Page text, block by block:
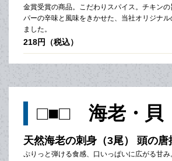
金賞受賞の商品。こだわりスパイス。チキン
パーの辛味と風味をきかせた、当社オリジナ
ました。
218円（税込）
□■□ 海老・
天然海老の刺身（3尾） 頭の唐
ぷりっと弾ける食感、口いっぱいに広がる甘み